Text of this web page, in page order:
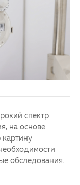
спектр
на основе
картину
обследования.